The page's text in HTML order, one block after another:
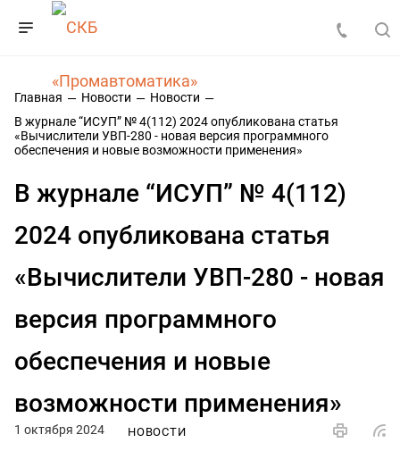
Главная Новости
Новости
В журнале “ИСУП” № 4(112) 2024 опубликована статья
«Вычислители УВП-280 - новая версия программного
обеспечения и новые возможности применения»
В журнале “ИСУП” № 4(112)
2024 опубликована статья
«Вычислители УВП-280 - новая
версия программного
обеспечения и новые
возможности применения»
1 октября 2024 НОВОСТИ